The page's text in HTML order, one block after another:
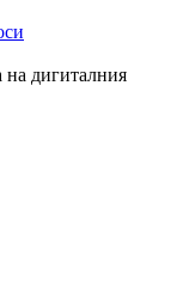
на дигиталния